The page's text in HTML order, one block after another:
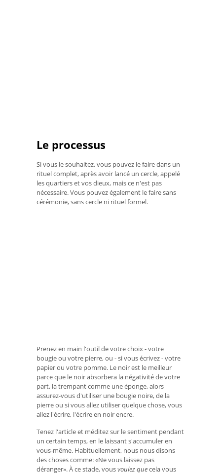
Le processus
Si vous le souhaitez, vous pouvez le faire dans un
rituel complet, après avoir lancé un cercle, appelé
les quartiers et vos dieux, mais ce n'est pas
nécessaire. Vous pouvez également le faire sans
cérémonie, sans cercle ni rituel formel.
Prenez en main l'outil de votre choix - votre
bougie ou votre pierre, ou - si vous écrivez - votre
papier ou votre pomme. Le noir est le meilleur
parce que le noir absorbera la négativité de votre
part, la trempant comme une éponge, alors
assurez-vous d'utiliser une bougie noire, de la
pierre ou si vous allez utiliser quelque chose, vous
allez l'écrire, l'écrire en noir encre.
Tenez l'article et méditez sur le sentiment pendant
un certain temps, en le laissant s'accumuler en
vous-même. Habituellement, nous nous disons
des choses comme: «Ne vous laissez pas
déranger». À ce stade, vousvoulez quecela vous